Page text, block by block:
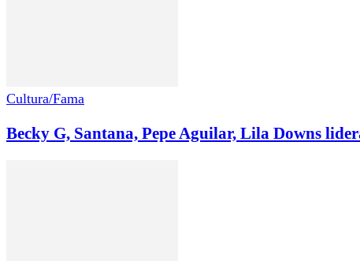
Cultura/Fama
Becky G, Santana, Pepe Aguilar, Lila Downs